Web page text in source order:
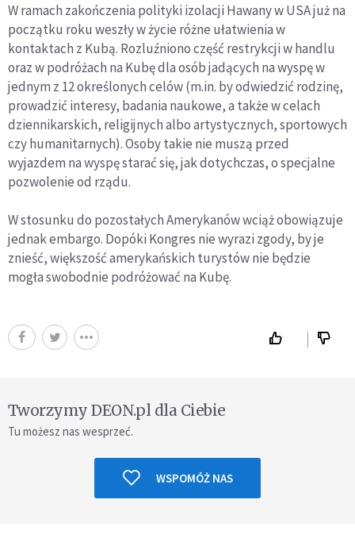
W ramach zakończenia polityki izolacji Hawany w USA już na
początku roku weszły w życie różne ułatwienia w
kontaktach z Kubą. Rozluźniono część restrykcji w handlu
oraz w podróżach na Kubę dla osób jadących na wyspę w
jednym z 12 określonych celów (m.in. by odwiedzić rodzinę,
prowadzić interesy, badania naukowe, a także w celach
dziennikarskich, religijnych albo artystycznych, sportowych
czy humanitarnych). Osoby takie nie muszą przed
wyjazdem na wyspę starać się, jak dotychczas, o specjalne
pozwolenie od rządu.
W stosunku do pozostałych Amerykanów wciąż obowiązuje
jednak embargo. Dopóki Kongres nie wyrazi zgody, by je
znieść, większość amerykańskich turystów nie będzie
mogła swobodnie podróżować na Kubę.
Tworzymy DEON.pl dla Ciebie
Tu możesz nas wesprzeć.
WSPOMÓŻ NAS